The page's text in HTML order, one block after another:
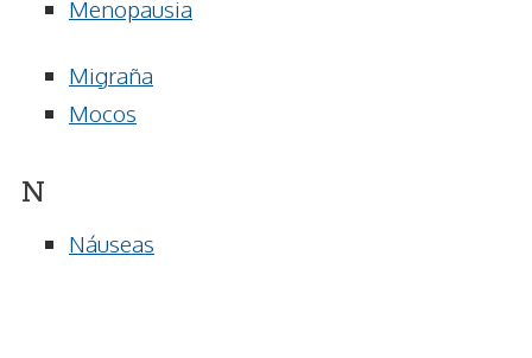
Menopausia
Migraña
Mocos
N
Náuseas